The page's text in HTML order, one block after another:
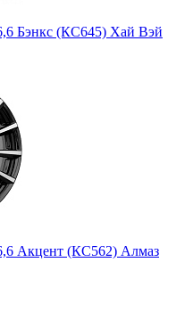
Бэнкс (КС645) Хай Вэй
Акцент (КС562) Алмаз